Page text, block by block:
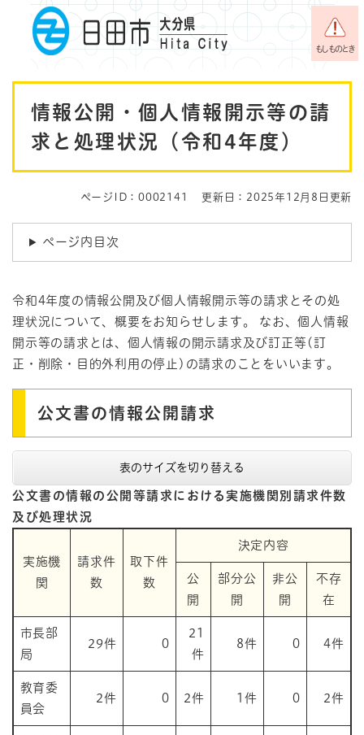
メニューを飛ばして本文へ
もしものとき
情報公開・個人情報開示等の請
求と処理状況（令和4年度）
ページID：0002141 更新日：2025年12月8日更新
ページ内目次
令和4年度の情報公開及び個人情報開示等の請求とその処
理状況について、概要をお知らせします。 なお、個人情報
開示等の請求とは、個人情報の開示請求及び訂正等(訂
正・削除・目的外利用の停止)の請求のことをいいます。
公文書の情報公開請求
表のサイズを切り替える
公文書の情報の公開等請求における実施機関別請求件数
及び処理状況
実施機
関
請求件
数
取下件
数
決定内容
公
開
部分公
開
非公
開
不存
在
市長部
局
29件 0
21
件
8件 0 4件
教育委
員会
2件 0 2件 1件 0 2件